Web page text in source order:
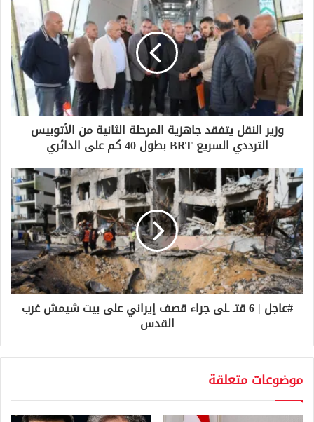
ك
ا
ل
إ
ل
ك
ت
ر
وزير النقل يتفقد جاهزية المرحلة الثانية من الأتوبيس
الترددي السريع BRT بطول 40 كم على الدائري
#عاجل | 6 قتـ ـلى جراء قصف إيراني على بيت شيمش غرب
القدس
موضوعات متعلقة